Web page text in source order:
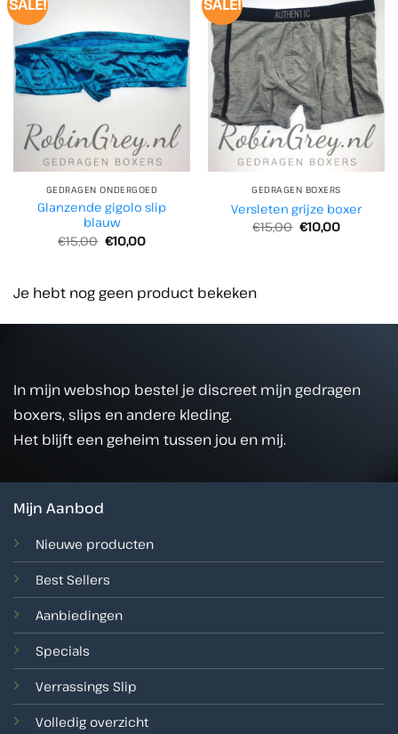
SALE!
GEDRAGEN ONDERGOED
Glanzende gigolo slip
blauw
€15,00 Oorspronkelijke
prijs
€10,00Huidige
SALE!
GEDRAGEN BOXERS
Versleten grijze boxer
€15,00 Oorspronkelijke
prijs
€10,00Huidige
Je hebt nog geen product bekeken
In mijn webshop bestel je discreet mijn gedragen
boxers, slips en andere kleding.
Het blijft een geheim tussen jou en mij.
Mijn Aanbod
Nieuwe producten
Best Sellers
Aanbiedingen
Specials
Verrassings Slip
Volledig overzicht